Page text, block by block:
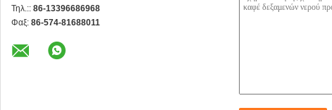
Τηλ.:: 86-13396686968
Φαξ: 86-574-81688011